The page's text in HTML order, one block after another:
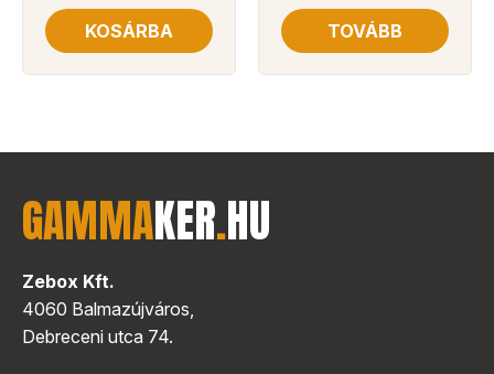
KOSÁRBA TOVÁBB
GAMMAKER.HU
Zebox Kft.
4060 Balmazújváros,
Debreceni utca 74.